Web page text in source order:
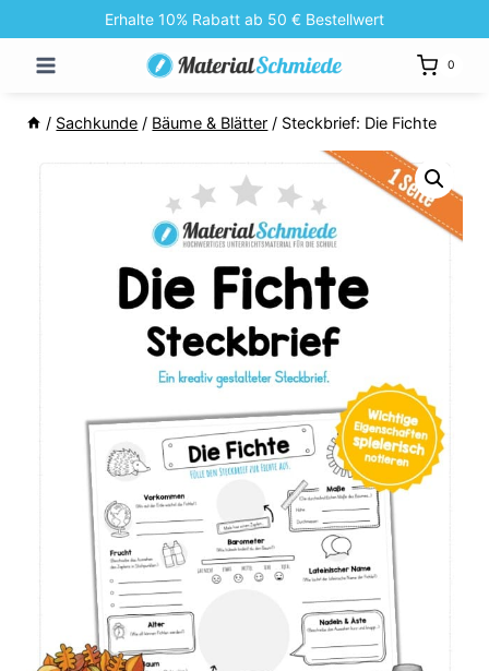
Inhalt
springen
Erhalte 10% Rabatt ab 50 € Bestellwert
0
/ Sachkunde / Bäume & Blätter / Steckbrief: Die Fichte